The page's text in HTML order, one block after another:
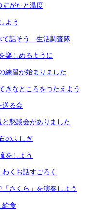
がたと温度
よう
話そう 生活調査隊
楽しめるように
練習が始まりました
きなところをつたえよう
る会
懇談会がありました
のふしぎ
をしよう
くお話すごろく
さくら」を演奏しよう
食